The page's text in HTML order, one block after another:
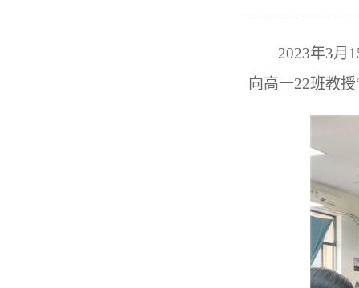
2023年3月
向高一22班教